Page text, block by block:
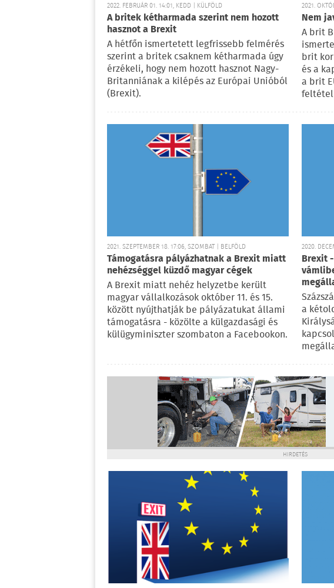
2022. FEBRUÁR 01. 14:01, KEDD | KÜLFÖLD
A britek kétharmada szerint nem hozott
hasznot a Brexit
A hétfőn ismertetett legfrissebb felmérés
szerint a britek csaknem kétharmada úgy
érzékeli, hogy nem hozott hasznot Nagy-
Britanniának a kilépés az Európai Unióból
(Brexit).
2021.
Nem
A brit
brit
és a
a brit
2021. SZEPTEMBER 18. 17:06, SZOMBAT | BELFÖLD
Támogatásra pályázhatnak a Brexit miatt
nehézséggel küzdő magyar cégek
A Brexit miatt nehéz helyzetbe került
magyar vállalkozások október 11. és 15.
között nyújthatják be pályázatukat állami
támogatásra - közölte a külgazdasági és
külügyminiszter szombaton a Facebookon.
2020.
Brexit
a
HIRDETÉS